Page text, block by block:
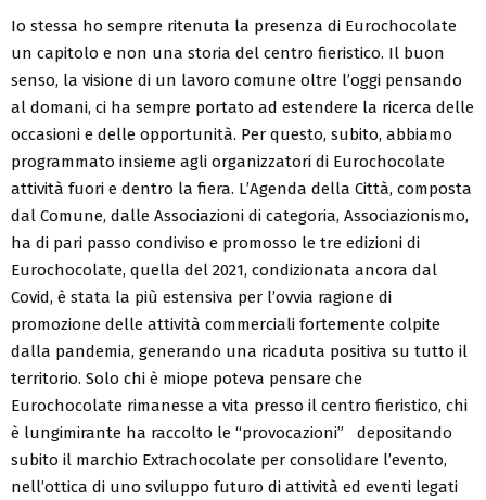
Io stessa ho sempre ritenuta la presenza di Eurochocolate
un capitolo e non una storia del centro fieristico. Il buon
senso, la visione di un lavoro comune oltre l’oggi pensando
al domani, ci ha sempre portato ad estendere la ricerca delle
occasioni e delle opportunità. Per questo, subito, abbiamo
programmato insieme agli organizzatori di Eurochocolate
attività fuori e dentro la fiera. L’Agenda della Città, composta
dal Comune, dalle Associazioni di categoria, Associazionismo,
ha di pari passo condiviso e promosso le tre edizioni di
Eurochocolate, quella del 2021, condizionata ancora dal
Covid, è stata la più estensiva per l’ovvia ragione di
promozione delle attività commerciali fortemente colpite
dalla pandemia, generando una ricaduta positiva su tutto il
territorio. Solo chi è miope poteva pensare che
Eurochocolate rimanesse a vita presso il centro fieristico, chi
è lungimirante ha raccolto le “provocazioni” depositando
subito il marchio Extrachocolate per consolidare l’evento,
nell’ottica di uno sviluppo futuro di attività ed eventi legati